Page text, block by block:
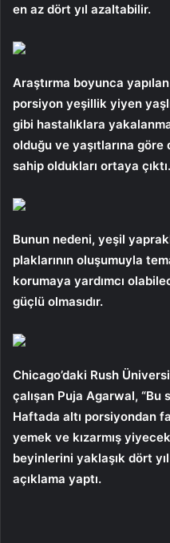
en az dört yıl azaltabilir.
Araştırma boyunca
porsiyon yeşillik yiyen
gibi hastalıklara
olduğu ve yaşıtlarına
sahip oldukları ortaya çıktı.
Bunun nedeni, yeşil
plaklarının oluşumuyla
korumaya yardımcı
güçlü olmasıdır.
Chicago’daki Rush
çalışan Puja Agarwal,
Haftada altı porsiyondan
yemek ve kızarmış
beyinlerini yaklaşık dört
açıklama yaptı.